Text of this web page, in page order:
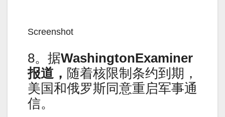
Screenshot
8。据WashingtonExaminer
报道， 随着核限制条约到期，
美国和俄罗斯同意重启军事通
信。